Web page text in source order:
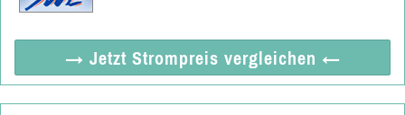
→ Jetzt Strompreis vergleichen ←